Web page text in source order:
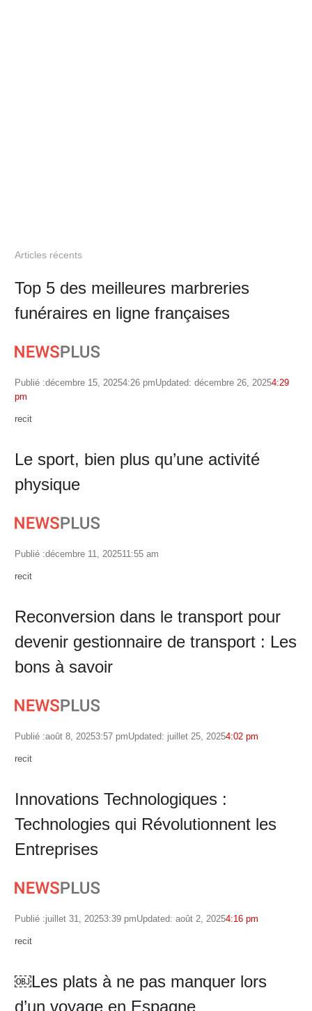
Articles récents
Top 5 des meilleures marbreries
funéraires en ligne françaises
Publié :décembre 15, 20254:26 pmUpdated: décembre 26, 20254:29
pm
Author
recit
Le sport, bien plus qu’une activité
physique
Publié :décembre 11, 202511:55 am
Author
recit
Reconversion dans le transport pour
devenir gestionnaire de transport : Les
bons à savoir
Publié :août 8, 20253:57 pmUpdated: juillet 25, 20254:02 pm
Author
recit
Innovations Technologiques :
Technologies qui Révolutionnent les
Entreprises
Publié :juillet 31, 20253:39 pmUpdated: août 2, 20254:16 pm
Author
recit
￼Les plats à ne pas manquer lors
d’un voyage en Espagne